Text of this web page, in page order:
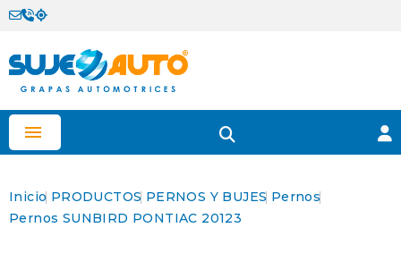

Inicio PRODUCTOS PERNOS Y BUJES Pernos
Pernos SUNBIRD PONTIAC 20123